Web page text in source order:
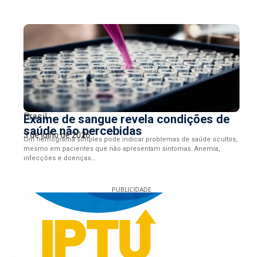
Brasil
Exame de sangue revela condições de
saúde não percebidas
3 de julho de 2026
Um hemograma simples pode indicar problemas de saúde ocultos,
mesmo em pacientes que não apresentam sintomas. Anemia,
infecções e doenças...
PUBLICIDADE